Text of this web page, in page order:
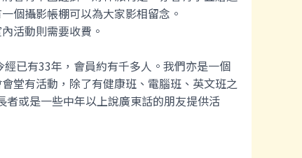
個攝影帳棚可以為大家影相留念。
活動則需要收費。
已有33年，會員約有千多人。我們亦是一個
堂有活動，除了有健康班、電腦班、英文班之
或是一些中年以上說廣東話的朋友提供活